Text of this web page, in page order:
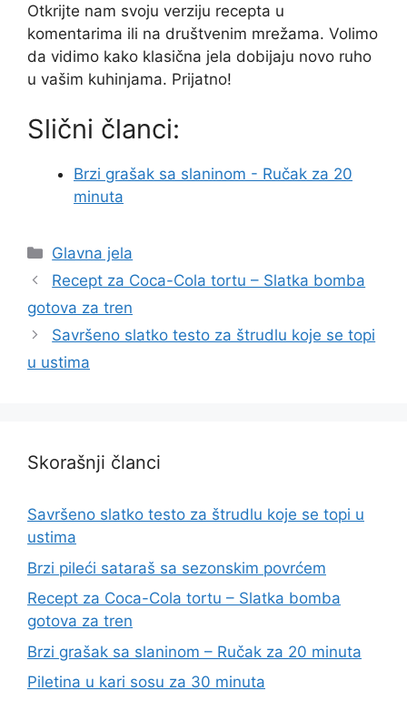
Otkrijte nam svoju verziju recepta u
komentarima ili na društvenim mrežama. Volimo
da vidimo kako klasična jela dobijaju novo ruho
u vašim kuhinjama. Prijatno!
Slični članci:
Brzi grašak sa slaninom - Ručak za 20
minuta
Categories
Glavna jela
Recept za Coca-Cola tortu – Slatka bomba
gotova za tren
Savršeno slatko testo za štrudlu koje se topi
u ustima
Skorašnji članci
Savršeno slatko testo za štrudlu koje se topi u
ustima
Brzi pileći sataraš sa sezonskim povrćem
Recept za Coca-Cola tortu – Slatka bomba
gotova za tren
Brzi grašak sa slaninom – Ručak za 20 minuta
Piletina u kari sosu za 30 minuta